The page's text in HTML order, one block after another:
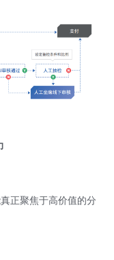
正聚焦于高价值的分